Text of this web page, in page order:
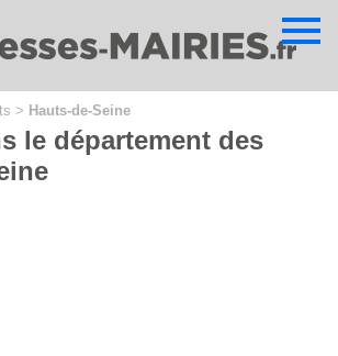
> Hauts-de-Seine
le département des
panel